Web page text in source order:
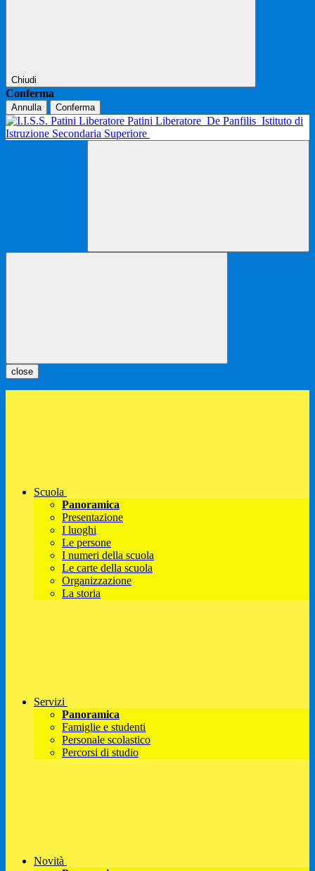
Chiudi
Conferma
Annulla Conferma
Patini Liberatore De Panfilis Istituto di
Istruzione Secondaria Superiore
close
Scuola
Panoramica
Presentazione
I luoghi
Le persone
I numeri della scuola
Le carte della scuola
Organizzazione
La storia
Servizi
Panoramica
Famiglie e studenti
Personale scolastico
Percorsi di studio
Novità